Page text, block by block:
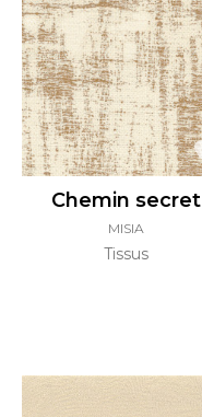
Chemin secret
MISIA
Tissus